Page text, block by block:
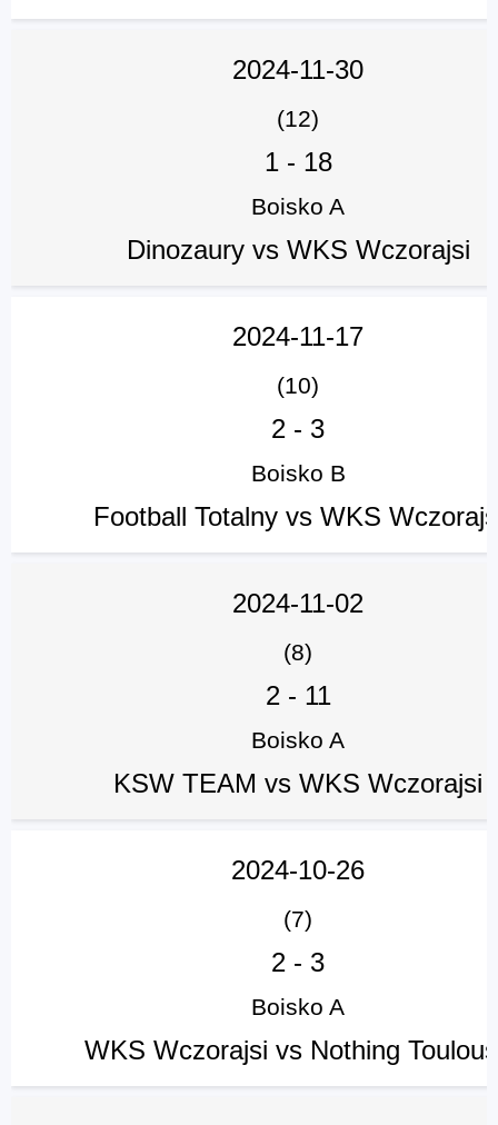
2024-11-30
(12)
1- 18
Boisko A
Dinozaury vs WKS Wczorajsi
2024-11-17
(10)
2 - 3
Boisko B
Football Totalny vs WKS
2024-11-02
(8)
2- 11
Boisko A
KSW TEAM vs WKS Wczorajsi
2024-10-26
(7)
2 - 3
Boisko A
WKS Wczorajsi vs Nothing